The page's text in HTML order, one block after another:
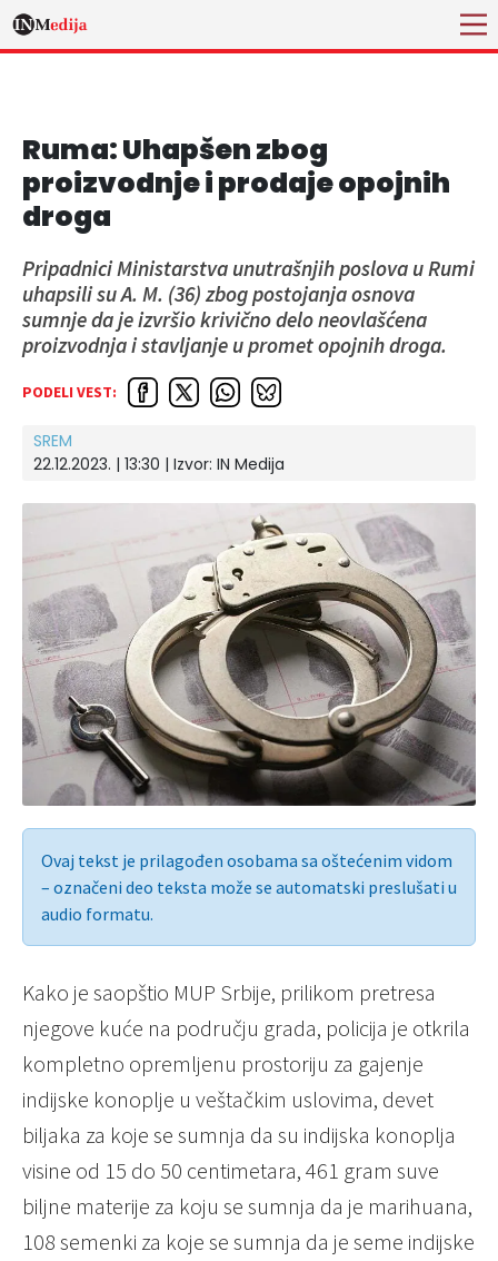
Ruma: Uhapšen zbog
proizvodnje i prodaje opojnih
droga
Pripadnici Ministarstva unutrašnjih poslova u Rumi
uhapsili su A. M. (36) zbog postojanja osnova
sumnje da je izvršio krivično delo neovlašćena
proizvodnja i stavljanje u promet opojnih droga.
PODELI VEST:
SREM
22.12.2023. | 13:30 | Izvor: IN Medija
Ovaj tekst je prilagođen osobama sa oštećenim vidom
– označeni deo teksta može se automatski preslušati u
audio formatu.
Kako je saopštio MUP Srbije, prilikom pretresa
njegove kuće na području grada, policija je otkrila
kompletno opremljenu prostoriju za gajenje
indijske konoplje u veštačkim uslovima, devet
biljaka za koje se sumnja da su indijska konoplja
visine od 15 do 50 centimetara, 461 gram suve
biljne materije za koju se sumnja da je marihuana,
108 semenki za koje se sumnja da je seme indijske